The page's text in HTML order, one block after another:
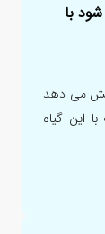
با
می دهد
این گیاه